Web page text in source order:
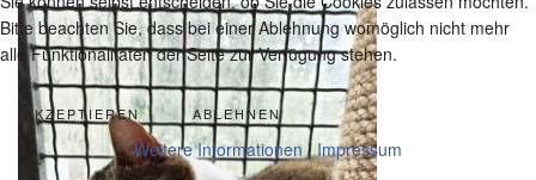
Bitte beachten Sie, dass bei einer Ablehnung womöglich nicht mehr
alle Funktionalitäten der Seite zur Verfügung stehen.
AKZEPTIEREN ABLEHNEN
Weitere Informationen|Impressum